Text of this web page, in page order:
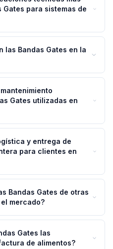
para sistemas de
las Bandas Gates en la
Gates utilizadas en
y entrega de
para clientes en
Bandas Gates de otras
mercado?
Gates las
de alimentos?